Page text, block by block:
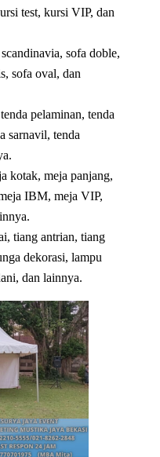
test, kursi VIP, dan
sofa doble,
sofa oval, dan
pelaminan, tenda
sarnavil, tenda
kotak, meja panjang,
IBM, meja VIP,
tiang antrian, tiang
dekorasi, lampu
dan lainnya.